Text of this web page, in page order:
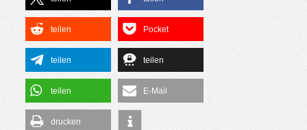
teilen Pocket
teilen teilen
teilen E-Mail
drucken